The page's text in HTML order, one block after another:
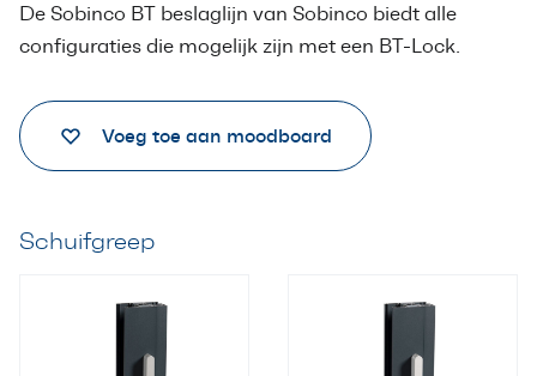
De Sobinco BT beslaglijn van Sobinco biedt alle
configuraties die mogelijk zijn met een BT-Lock.
Voeg toe aan moodboard
Schuifgreep